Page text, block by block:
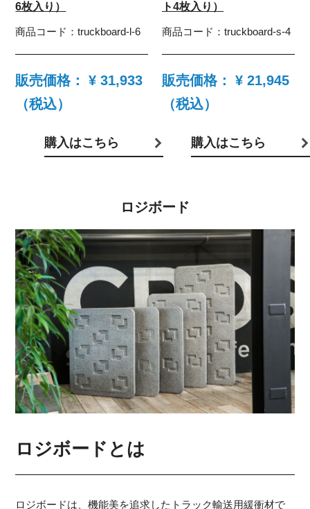
6枚入り）
商品コード：truckboard-l-6
販売価格：
¥ 31,933
（税込）
購入はこちら
ト4枚入り）
商品コード： truckboard-s-4
販売価格：
¥ 21,945
（税込）
購入はこちら
ロジボード
ロジボードとは
ロジボードは、機能美を追求したトラック輸送用緩衝材で